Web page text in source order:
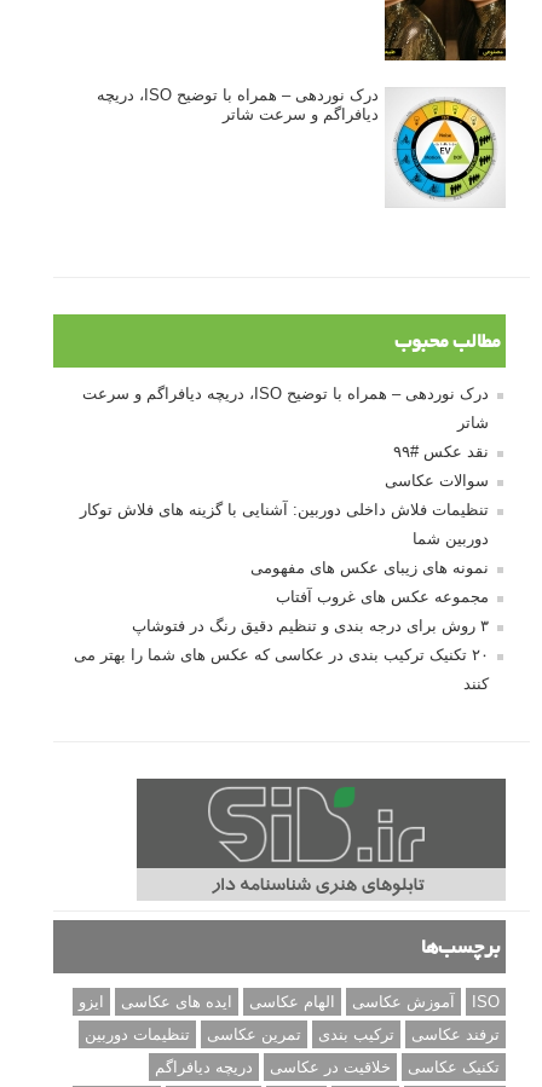
درک نوردهی – همراه با توضیح ISO، دریچه
دیافراگم و سرعت شاتر
مطالب محبوب
درک نوردهی – همراه با توضیح ISO، دریچه دیافراگم و سرعت
شاتر
نقد عکس #۹۹
سوالات عکاسی
تنظیمات فلاش داخلی دوربین: آشنایی با گزینه های فلاش توکار
دوربین شما
نمونه های زیبای عکس های مفهومی
مجموعه عکس های غروب آفتاب
۳ روش برای درجه بندی و تنظیم دقیق رنگ در فتوشاپ
۲۰ تکنیک ترکیب بندی در عکاسی که عکس های شما را بهتر می
کنند
برچسب‌ها
ISO آموزش عکاسی الهام عکاسی ایده های عکاسی
ایزو
ترفند عکاسی
ترکیب بندی تمرین عکاسی
تنظیمات دوربین
تکنیک عکاسی
خلاقیت در عکاسی
دریچه دیافراگم